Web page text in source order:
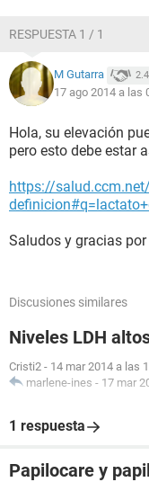
RESPUESTA 1 / 1
M Gutarra
17 ago 2014 a las
Hola, su elevación
pero esto debe estar
https://
Saludos y gracias por
Discusiones similares
Niveles LDH
Cristi2 - 14 mar 2014 a las
marlene-ines - 17 mar
1 respuesta
Papilocare y